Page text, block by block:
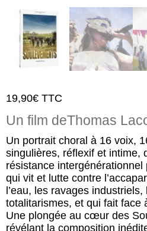
19,90€ TTC
Un film deThomas
Un portrait choral à 16 voix,
singulières, réflexif et intime,
résistance
qui vit et lutte contre
l’eau, les ravages
totalitarismes, et qui fait face
Une plongée au cœur des
révélant la composition